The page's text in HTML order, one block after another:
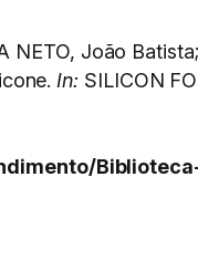
NETO, João
In: SILICON